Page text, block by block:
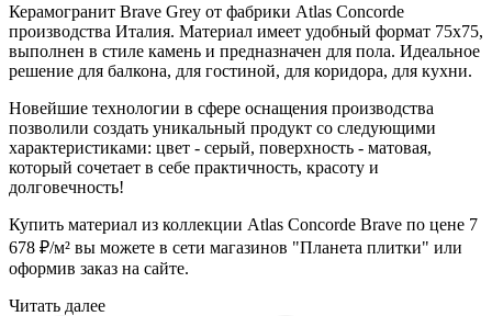
Керамогранит Brave Grey от фабрики Atlas Concorde
производства Италия. Материал имеет удобный формат 75x75,
выполнен в стиле камень и предназначен для пола. Идеальное
решение для балкона, для гостиной, для коридора, для кухни.
Новейшие технологии в сфере оснащения производства
позволили создать уникальный продукт со следующими
характеристиками: цвет - серый, поверхность - матовая,
который сочетает в себе практичность, красоту и
долговечность!
Купить материал из коллекции Atlas Concorde Brave по цене 7
678 ₽/м² вы можете в сети магазинов "Планета плитки" или
оформив заказ на сайте.
Читать далее